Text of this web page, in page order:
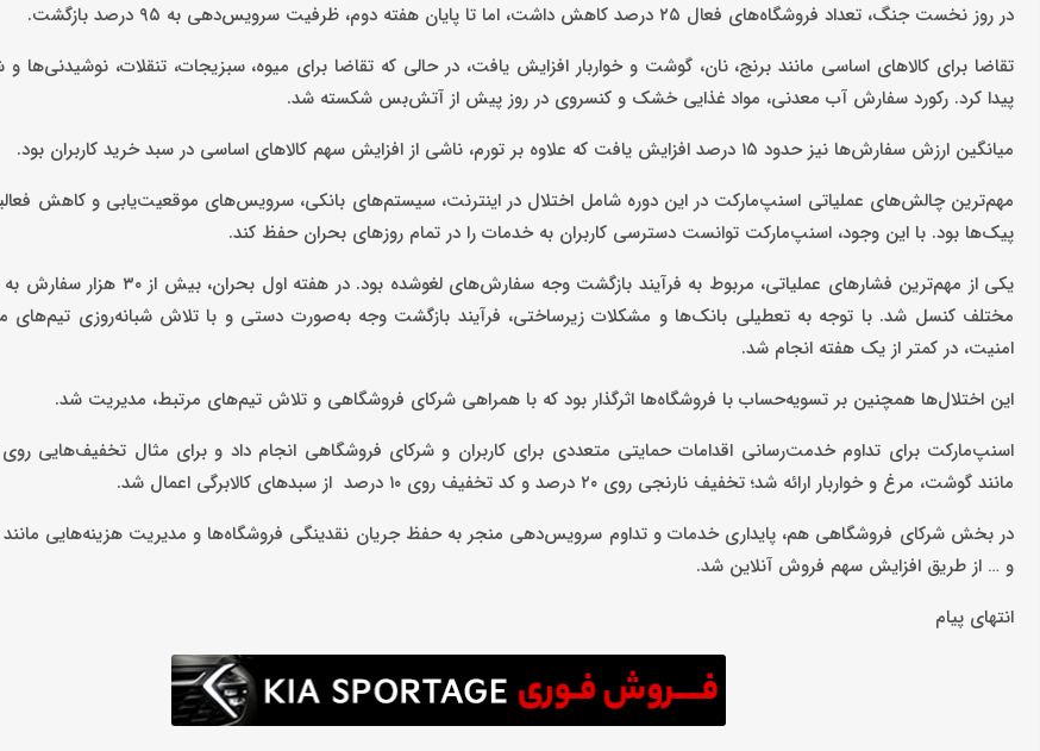
در روز نخست جنگ، تعداد فروشگاه‌های فعال ۲۵ درصد کاهش داشت، اما تا پایان هفته دوم، ظرفیت سرویس‌دهی به ۹۵ درصد بازگشت.
تقاضا برای کالاهای اساسی مانند برنج، نان، گوشت و خواربار افزایش یافت، در حالی که تقاضا برای میوه، سبزیجات، تنقلات، نوشیدنی‌ها
پیدا کرد. رکورد سفارش آب معدنی، مواد غذایی خشک و کنسروی در روز پیش از آتش‌بس شکسته شد.
میانگین ارزش سفارش‌ها نیز حدود ۱۵ درصد افزایش یافت که علاوه بر تورم، ناشی از افزایش سهم کالاهای اساسی در سبد خرید کاربران بود.
مهم‌ترین چالش‌های عملیاتی اسنپ‌مارکت در این دوره شامل اختلال در اینترنت، سیستم‌های بانکی، سرویس‌های موقعیت‌یابی و کاهش
پیک‌ها بود. با این وجود، اسنپ‌مارکت توانست دسترسی کاربران به خدمات را در تمام روزهای بحران حفظ کند.
یکی از مهم‌ترین فشارهای عملیاتی، مربوط به فرآیند بازگشت وجه
مختلف کنسل شد. با توجه به تعطیلی بانک‌ها و مشکلات زیرساختی، فرآیند بازگشت وجه به‌صورت دستی و با تلاش شبانه‌روزی تیم‌های
امنیت، در کمتر از یک هفته انجام شد.
این اختلال‌ها همچنین بر تسویه‌حساب با فروشگاه‌ها اثرگذار بود که با همراهی شرکای فروشگاهی و تلاش تیم‌های مرتبط، مدیریت شد.
اسنپ‌مارکت برای تداوم خدمت‌رسانی اقدامات حمایتی متعددی برای کاربران و شرکای فروشگاهی انجام داد و برای مثال تخفیف‌هایی
مانند گوشت، مرغ و خواربار ارائه شد؛ تخفیف نارنجی روی ۲۰ درصد و کد تخفیف روی ۱۰ درصد از سبدهای کالابرگی اعمال شد.
در بخش شرکای فروشگاهی هم، پایداری خدمات و تداوم سرویس‌دهی منجر به حفظ جریان نقدینگی فروشگاه‌ها و مدیریت هزینه‌هایی مانند
و … از طریق افزایش سهم فروش آنلاین شد.
انتهای پیام